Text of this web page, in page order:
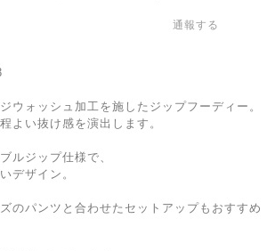
通報する
ウォッシュ加工を施したジップフーディー。
よい抜け感を演出します。
ルジップ仕様で、
デザイン。
のパンツと合わせたセットアップもおすすめ